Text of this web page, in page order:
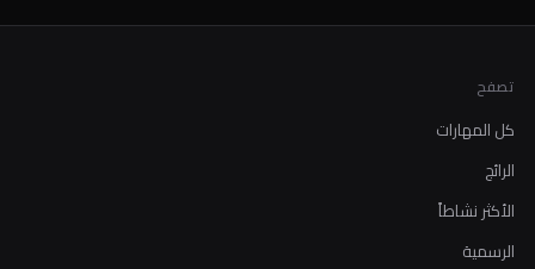
تصفح
كل المهارات
الرائج
الأكثر نشاطاً
الرسمية